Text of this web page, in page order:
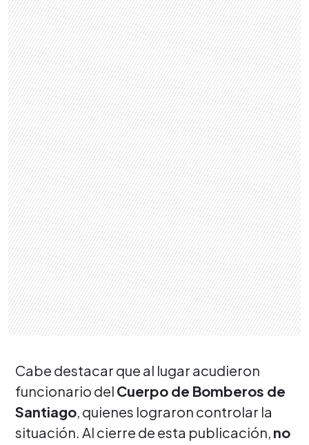
Cabe destacar que al lugar acudieron
funcionario del Cuerpo de Bomberos de
Santiago, quienes lograron controlar la
situación. Al cierre de esta publicación, no